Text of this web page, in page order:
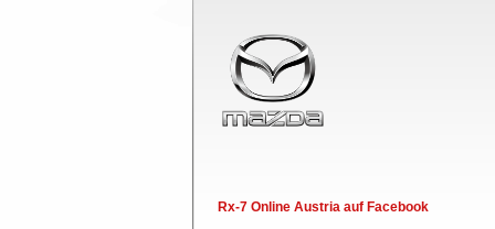
Rx-7 Online Austria auf Facebook